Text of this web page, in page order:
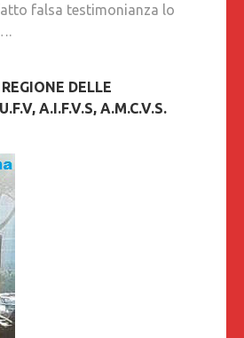
falsa testimonianza lo
DELLE
A.I.F.V.S, A.M.C.V.S.